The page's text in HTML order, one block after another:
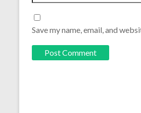
Save my name, email, and